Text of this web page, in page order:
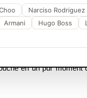
: Une
de votre peau.
et
en un pur moment
Narciso Rodriguez
Armani Hugo Boss